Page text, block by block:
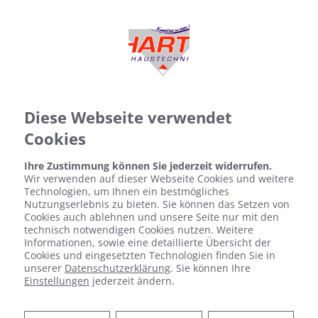
Diese Webseite verwendet
Cookies
Ihre Zustimmung können Sie jederzeit widerrufen.
Wir verwenden auf dieser Webseite Cookies und weitere
Technologien, um Ihnen ein bestmögliches
Nutzungserlebnis zu bieten. Sie können das Setzen von
Cookies auch ablehnen und unsere Seite nur mit den
technisch notwendigen Cookies nutzen. Weitere
Informationen, sowie eine detaillierte Übersicht der
Cookies und eingesetzten Technologien finden Sie in
unserer Datenschutzerklärung. Sie können Ihre
Einstellungen jederzeit ändern.